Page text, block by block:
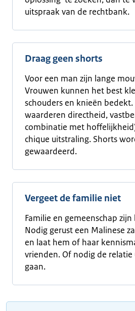
uitspraak van de rechtbank.
Draag geen shorts
Voor een man zijn lange
Vrouwen kunnen het best
schouders en knieën
waarderen directheid,
combinatie met
chique uitstraling. Shorts
gewaardeerd.
Vergeet de familie niet
Familie en gemeenschap
Nodig gerust een Malinese
en laat hem of haar
vrienden. Of nodig de
gaan.